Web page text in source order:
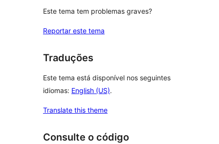
Este tema tem problemas graves?
Reportar este tema
Traduções
Este tema está disponível nos seguintes
idiomas: English (US).
Translate this theme
Consulte o código